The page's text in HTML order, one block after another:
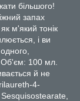
більшого!
запах
м'який тонік
і ви
Об'єм: 100 мл.
й не
4-